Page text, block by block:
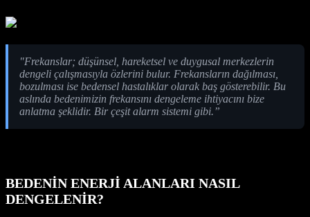
"Frekanslar; düşünsel, hareketsel ve duygusal merkezlerin
dengeli çalışmasıyla özlerini bulur. Frekansların dağılması,
bozulması ise bedensel hastalıklar olarak baş gösterebilir. Bu
aslında bedenimizin frekansını dengeleme ihtiyacını bize
anlatma şeklidir. Bir çeşit alarm sistemi gibi.”
BEDENİN ENERJİ ALANLARI NASIL
DENGELENİR?